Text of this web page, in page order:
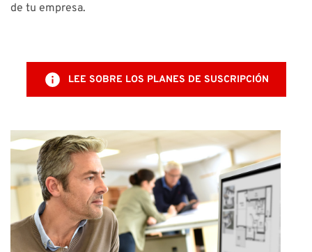
de tu empresa.
LEE SOBRE LOS PLANES DE SUSCRIPCIÓN